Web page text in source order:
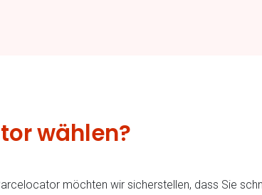
wählen?
möchten wir sicherstellen, dass Sie